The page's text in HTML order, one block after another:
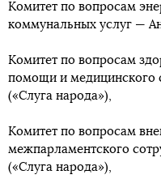
Комитет по вопросам
коммунальных услуг —
Комитет по вопросам
помощи и медицинского
(«Слуга народа»),
Комитет по вопросам
межпарламентского
(«Слуга народа»),